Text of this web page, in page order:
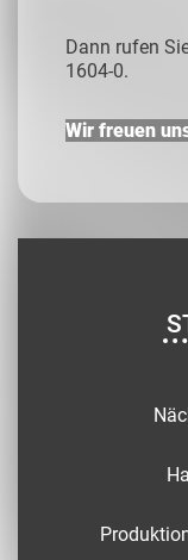
Dann rufen
1604-0.
Wir freuen